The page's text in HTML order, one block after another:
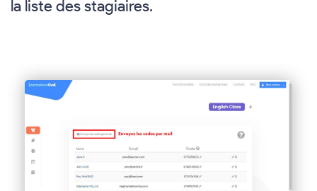
la liste des stagiaires.